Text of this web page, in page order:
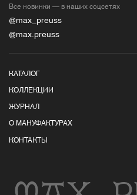
Все новинки — в наших соцсетях
@max_preuss
@max.preuss
КАТАЛОГ
КОЛЛЕКЦИИ
ЖУРНАЛ
О МАНУФАКТУРАХ
КОНТАКТЫ